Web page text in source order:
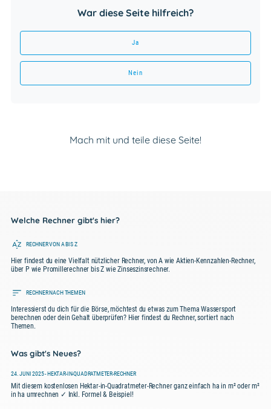
War diese Seite hilfreich?
Ja
Nein
Mach mit und teile diese Seite!
Welche Rechner gibt's hier?
RECHNER VON A BIS Z
Hier findest du eine Vielfalt nützlicher Rechner, von A wie Aktien-Kennzahlen-Rechner,
über P wie Promillerechner bis Z wie Zinseszinsrechner.
RECHNER NACH THEMEN
Interessierst du dich für die Börse, möchtest du etwas zum Thema Wassersport
berechnen oder dein Gehalt überprüfen? Hier findest du Rechner, sortiert nach
Themen.
Was gibt's Neues?
24. JUNI 2025 - HEKTAR-IN-QUADRATMETER-RECHNER
Mit diesem kostenlosen Hektar-in-Quadratmeter-Rechner ganz einfach ha in m² oder m²
in ha umrechnen ✓ Inkl. Formel & Beispiel!